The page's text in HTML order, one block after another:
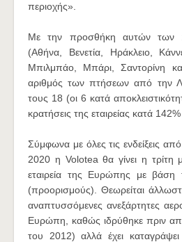
περιοχής».
Με την προσθήκη αυτών των
(Αθήνα, Βενετία, Ηράκλειο,
Μπιλμπάο, Μπάρι, Σαντορίνη
αριθμός των πτήσεων από την
τους 18 (οι 6 κατά
κρατήσεις της εταιρείας κατά
Σύμφωνα με όλες τις ενδείξεις
2020 η Volotea θα γίνει η τρίτη
εταιρεία της Ευρώπης με βάση
(προορισμούς). Θεωρείται
αναπτυσσόμενες ανεξάρτητες
Ευρώπη, καθώς ιδρύθηκε πριν
του 2012) αλλά έχει καταγράψει